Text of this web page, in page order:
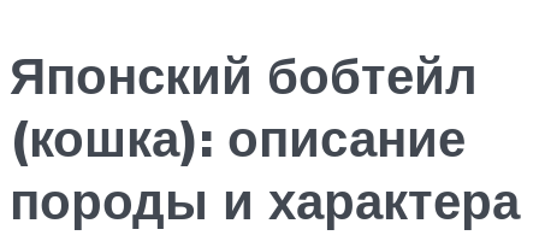
Японский бобтейл
(кошка): описание
породы и характера